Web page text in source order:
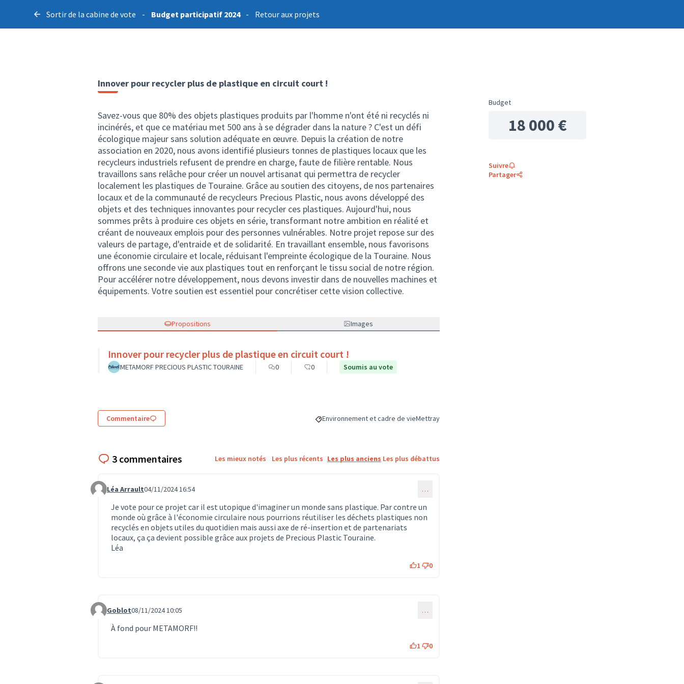
Sortir de la cabine de vote - Budget participatif 2024 - Retour aux projets
Innover pour recycler plus de plastique en circuit court !
Savez-vous que 80% des objets plastiques produits par l'homme n'ont été ni recyclés ni
incinérés, et que ce matériau met 500 ans à se dégrader dans la nature ? C'est un défi
écologique majeur sans solution adéquate en œuvre. Depuis la création de notre
association en 2020, nous avons identifié plusieurs tonnes de plastiques locaux que les
recycleurs industriels refusent de prendre en charge, faute de filière rentable. Nous
travaillons sans relâche pour créer un nouvel artisanat qui permettra de recycler
localement les plastiques de Touraine. Grâce au soutien des citoyens, de nos partenaires
locaux et de la communauté de recycleurs Precious Plastic, nous avons développé des
objets et des techniques innovantes pour recycler ces plastiques. Aujourd'hui, nous
sommes prêts à produire ces objets en série, transformant notre ambition en réalité et
créant de nouveaux emplois pour des personnes vulnérables. Notre projet repose sur des
valeurs de partage, d'entraide et de solidarité. En travaillant ensemble, nous favorisons
une économie circulaire et locale, réduisant l'empreinte écologique de la Touraine. Nous
offrons une seconde vie aux plastiques tout en renforçant le tissu social de notre région.
Pour accélérer notre développement, nous devons investir dans de nouvelles machines et
équipements. Votre soutien est essentiel pour concrétiser cette vision collective.
Propositions Images
Innover pour recycler plus de plastique en circuit court !
METAMORF PRECIOUS PLASTIC TOURAINE 0 0 Soumis au vote
Commentaire Filtrer les résultats de la catégorie : Environnement et cadre de vie
Environnement et cadre de vieFiltrer les résultats pour le secteur : Mettray
Mettray
Budget
18 000 €
Suivre
Partager
3 commentaires Les mieux notés Les plus récents Les plus anciens Les plus débattus
Commentaire 983
Léa Arrault04/11/2024 16:54 …
Je vote pour ce projet car il est utopique d'imaginer un monde sans plastique. Par contre un
monde où grâce à l'économie circulaire nous pourrions réutiliser les déchets plastiques non
recyclés en objets utiles du quotidien mais aussi axe de ré-insertion et de partenariats
locaux, ça ça devient possible grâce aux projets de Precious Plastic Touraine.
Léa
1 0
Commentaire 1093
Goblot08/11/2024 10:05 …
À fond pour METAMORF!!
1 0